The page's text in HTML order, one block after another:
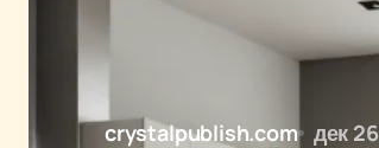
crystalpublish.com дек